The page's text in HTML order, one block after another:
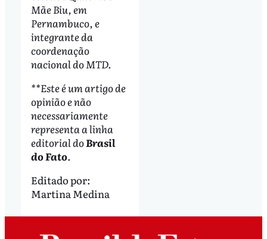
Mãe Biu, em
Pernambuco, e
integrante da
coordenação
nacional do MTD.
**Este é um artigo de
opinião e não
necessariamente
representa a linha
editorial doBrasil
do Fato.
Editado por:
Martina Medina